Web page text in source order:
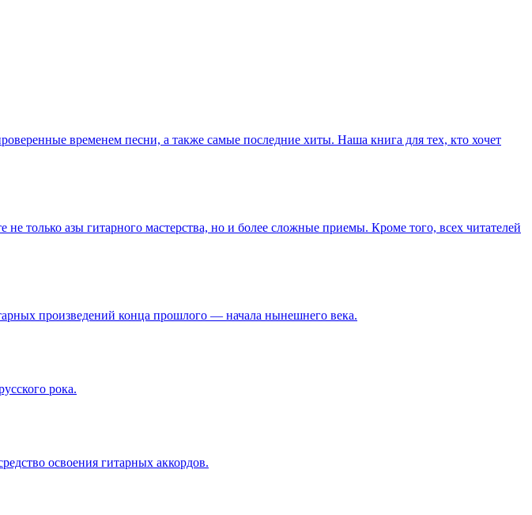
временем песни, а также самые последние хиты. Наша книга для тех, кто хочет
не только азы гитарного мастерства, но и более сложные приемы. Кроме того, всех читателей
произведений конца прошлого — начала нынешнего века.
рока.
освоения гитарных аккордов.